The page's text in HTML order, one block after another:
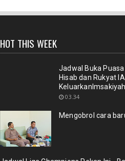
HOT THIS WEEK
Jadwal Buka
Hisab dan Rukyat
03.34
Mengobrol cara